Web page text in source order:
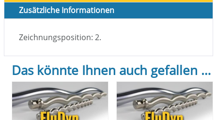
Zusätzliche Informationen
Zeichnungsposition: 2.
Das könnte Ihnen auch gefallen …